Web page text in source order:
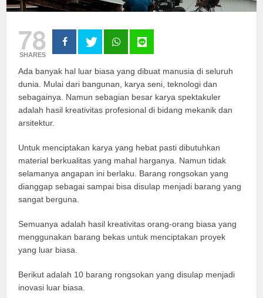
78
SHARES
Ada banyak hal luar biasa yang dibuat manusia di seluruh
dunia. Mulai dari bangunan, karya seni, teknologi dan
sebagainya. Namun sebagian besar karya spektakuler
adalah hasil kreativitas profesional di bidang mekanik dan
arsitektur.
Untuk menciptakan karya yang hebat pasti dibutuhkan
material berkualitas yang mahal harganya. Namun tidak
selamanya angapan ini berlaku. Barang rongsokan yang
dianggap sebagai sampai bisa disulap menjadi barang yang
sangat berguna.
Semuanya adalah hasil kreativitas orang-orang biasa yang
menggunakan barang bekas untuk menciptakan proyek
yang luar biasa.
Berikut adalah 10 barang rongsokan yang disulap menjadi
inovasi luar biasa.